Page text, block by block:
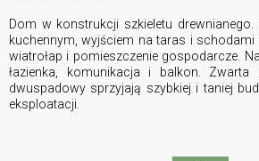
Dom w konstrukcji szkieletu
kuchennym, wyjściem na taras i schodami
wiatrołap i pomieszczenie gospodarcze.
łazienka, komunikacja i balkon. Zwarta
dwuspadowy sprzyjają szybkiej i taniej
eksploatacji.